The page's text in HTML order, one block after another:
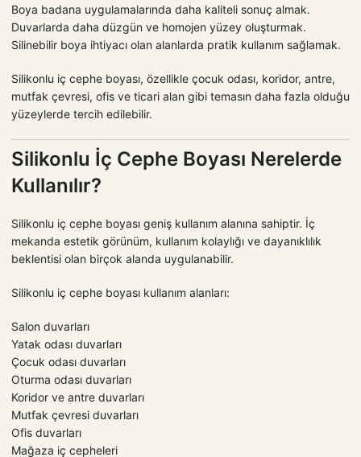
Boya badana uygulamalarında daha kaliteli sonuç almak.
Duvarlarda daha düzgün ve homojen yüzey oluşturmak.
Silinebilir boya ihtiyacı olan alanlarda pratik kullanım sağlamak.
Silikonlu iç cephe boyası, özellikle çocuk odası, koridor, antre,
mutfak çevresi, ofis ve ticari alan gibi temasın daha fazla olduğu
yüzeylerde tercih edilebilir.
Silikonlu İç Cephe Boyası Nerelerde
Kullanılır?
Silikonlu iç cephe boyası geniş kullanım alanına sahiptir. İç
mekanda estetik görünüm, kullanım kolaylığı ve dayanıklılık
beklentisi olan birçok alanda uygulanabilir.
Silikonlu iç cephe boyası kullanım alanları:
Salon duvarları
Yatak odası duvarları
Çocuk odası duvarları
Oturma odası duvarları
Koridor ve antre duvarları
Mutfak çevresi duvarları
Ofis duvarları
Mağaza iç cepheleri